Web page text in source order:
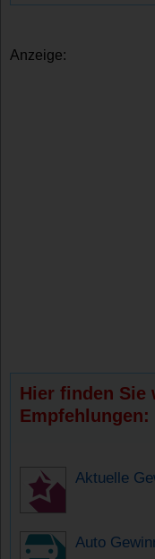
Anzeige:
Hier finden Sie
Empfehlungen:
Aktuelle
Auto